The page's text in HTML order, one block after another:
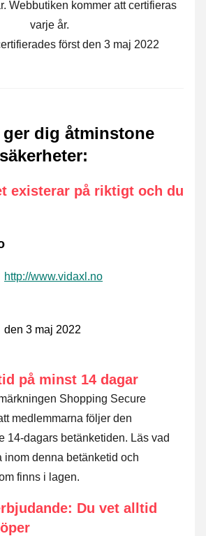
Webbutiken kommer att certifieras
varje år.
först den 3 maj 2022
dig åtminstone
:
existerar på riktigt och du
http://www.vidaxl.no
den 3 maj 2022
på minst 14 dagar
Shopping Secure
medlemmarna följer den
14-dagars betänketiden. Läs vad
inom denna betänketid och
finns i lagen.
Du vet alltid